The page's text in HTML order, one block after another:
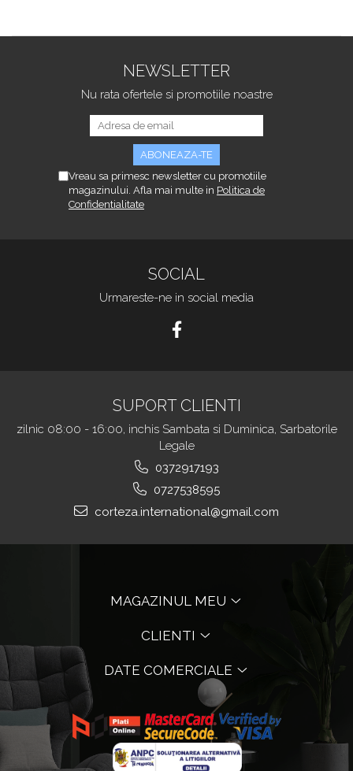
NEWSLETTER
Nu rata ofertele si promotiile noastre
Vreau sa primesc newsletter cu promotiile
magazinului. Afla mai multe in Politica de
Confidentialitate
SOCIAL
Urmareste-ne in social media
SUPORT CLIENTI
zilnic 08:00 - 16:00, inchis Sambata si Duminica, Sarbatorile
Legale
0372917193
0727538595
corteza.international@gmail.com
MAGAZINUL MEU
CLIENTI
DATE COMERCIALE